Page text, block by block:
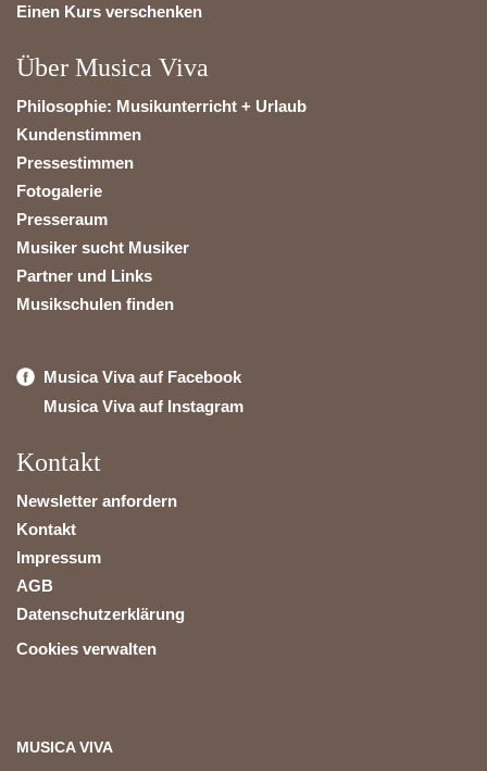
Einen Kurs verschenken
Über Musica Viva
Philosophie: Musikunterricht + Urlaub
Kundenstimmen
Pressestimmen
Fotogalerie
Presseraum
Musiker sucht Musiker
Partner und Links
Musikschulen finden
Musica Viva auf Facebook
Musica Viva auf Instagram
Kontakt
Newsletter anfordern
Kontakt
Impressum
AGB
Datenschutzerklärung
Cookies verwalten
MUSICA VIVA